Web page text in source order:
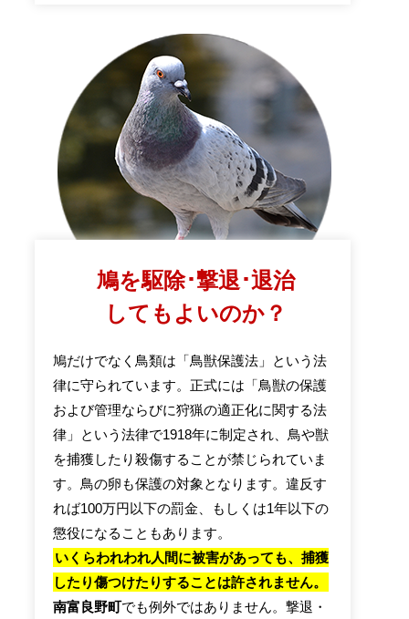
鳩を駆除･撃退･退治
してもよいのか？
鳩だけでなく鳥類は「鳥獣保護法」という法
律に守られています。正式には「鳥獣の保護
および管理ならびに狩猟の適正化に関する法
律」という法律で1918年に制定され、鳥や獣
を捕獲したり殺傷することが禁じられていま
す。鳥の卵も保護の対象となります。違反す
れば100万円以下の罰金、もしくは1年以下の
懲役になることもあります。
いくらわれわれ人間に被害があっても、捕獲
したり傷つけたりすることは許されません。
南富良野町でも例外ではありません。撃退・